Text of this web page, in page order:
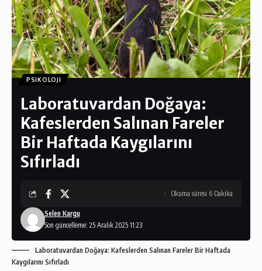
PSIKOLOJI
Laboratuvardan Doğaya:
Kafeslerden Salınan Fareler
Bir Haftada Kaygılarını
Sıfırladı
Son güncelleme: 25 Aralık 2025 11:23
Selen Kargu
Okuma süresi 6 Dakika
Laboratuvardan Doğaya: Kafeslerden Salınan Fareler Bir Haftada
Kaygılarını Sıfırladı